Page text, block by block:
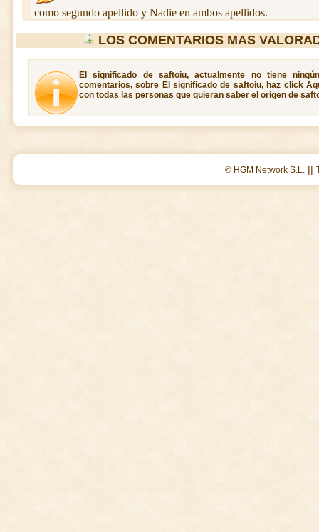
como segundo apellido y Nadie en ambos apellidos.
LOS COMENTARIOS MAS
El significado de saftoiu, actualmente no tiene
comentarios, sobre El significado de saftoiu, haz click
con todas las personas que quieran saber el origen de
© HGM Network S.L. ||